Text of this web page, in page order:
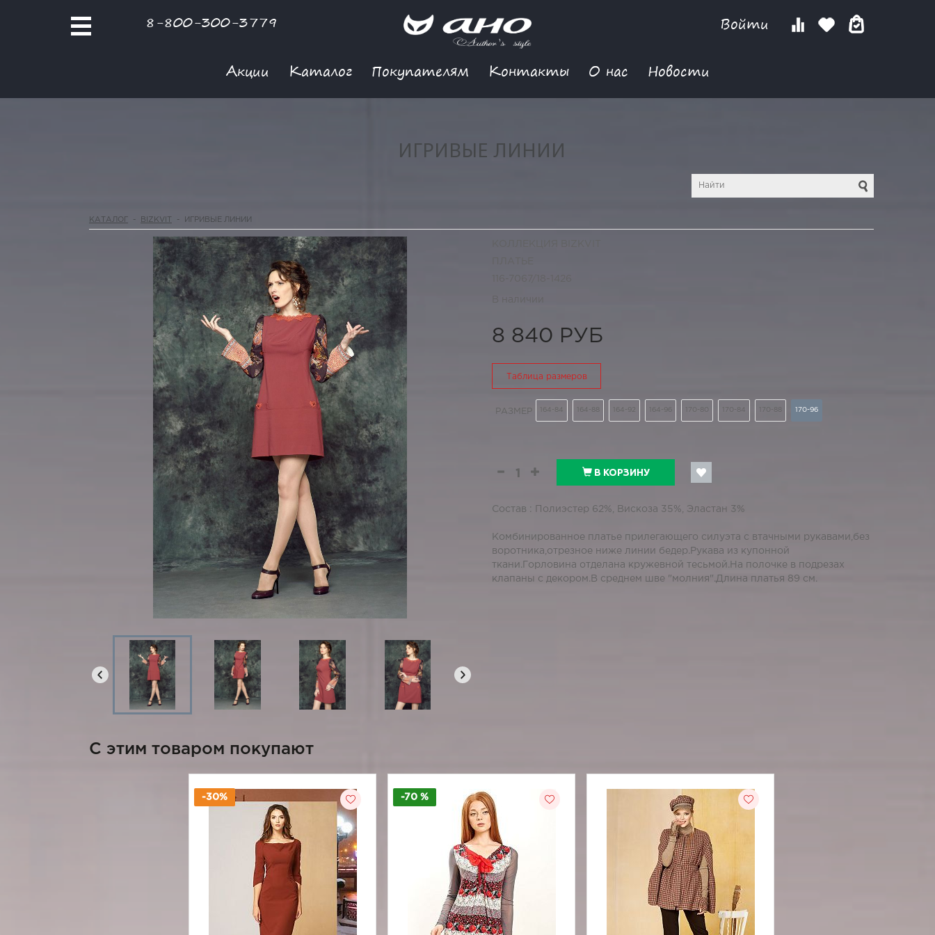
8-800-300-3779 Войти
Акции Каталог Покупателям Контакты О нас Новости
ИГРИВЫЕ ЛИНИИ
КАТАЛОГ - BIZKVIT - ИГРИВЫЕ ЛИНИИ
8 840 РУБ
Таблица размеров
РАЗМЕР 164-84 164-88 164-92 164-96 170-80 170-84 170-88 170-96
В КОРЗИНУ
Состав : Полиэстер 62%, Вискоза 35%, Эластан 3%
Комбинированное платье прилегающего силуэта с втачными рукавами,без
воротника,отрезное ниже линии бедер.Рукава из купонной
ткани.Горловина отделана кружевной тесьмой.На полочке в подрезах
клапаны с декором.В среднем шве "молния".Длина платья 89 см.
C этим товаром покупают
-30% -70 %